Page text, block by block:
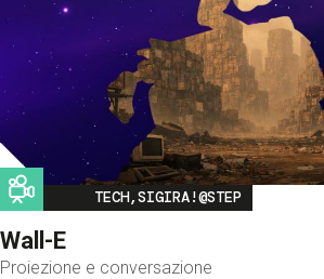
Image
TECH,SIGIRA!@STEP
Wall-E
Proiezione e conversazione